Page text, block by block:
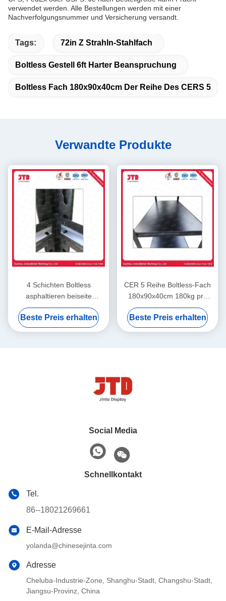
verwendet werden. Alle Bestellungen werden mit einer
Nachverfolgungsnummer und Versicherung versandt.
Tags: 72in Z Strahln-Stahlfach
Boltless Gestell 6ft Harter Beanspruchung
Boltless Fach 180x90x40cm Der Reihe Des CERS 5
Verwandte Produkte
4 Schichten Boltless
asphaltieren beiseite
legendes 180cm 45cm Niet-
Gestell-Stahlfach
Beste Preis erhalten
CER 5 Reihe Boltless-Fach
180x90x40cm 180kg pro
Schicht in der Garage
Beste Preis erhalten
Social Media
Schnellkontakt
Tel.
86--18021269661
E-Mail-Adresse
yolanda@chinesejinta.com
Adresse
Cheluba-Industrie-Zone, Shanghu-Stadt, Changshu-Stadt,
Jiangsu-Provinz, China